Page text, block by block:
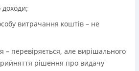
доходи;
витрачання коштів – не
– перевіряється, але вирішального
рішення про видачу